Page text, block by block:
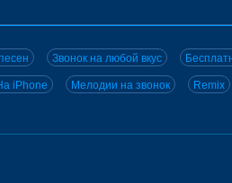
Звонок на любой вкус
iPhone Мелодии на звонок Remix